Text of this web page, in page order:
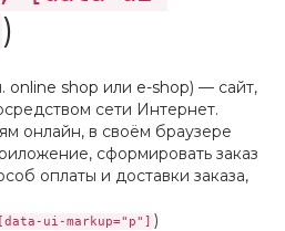
)
online shop или e-shop) — сайт,
сети Интернет.
онлайн, в своём браузере
сформировать заказ
оплаты и доставки заказа,
ui-markup="p"] )